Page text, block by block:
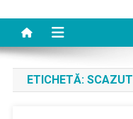
ETICHETĂ: SCAZUT